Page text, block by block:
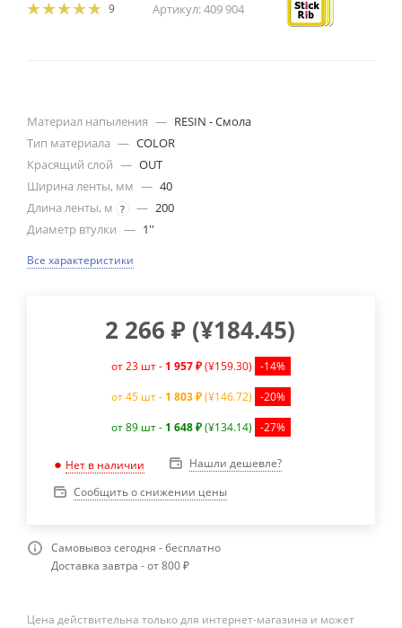
9 Артикул:409 904
Материал напыления — RESIN - Смола
Тип материала — COLOR
Красящий слой — OUT
Ширина ленты, мм — 40
Длина ленты, м ? — 200
Диаметр втулки — 1''
Все характеристики
2 266 ₽ (¥184.45)
от 23 шт - 1 957 ₽(¥159.30) -14%
от 45 шт - 1 803 ₽(¥146.72) -20%
от 89 шт - 1 648 ₽(¥134.14) -27%
Нет в наличии
Нашли дешевле?
Сообщить о снижении цены
Самовывоз сегодня - бесплатно
Доставка завтра - от 800 ₽
Цена действительна только для интернет-магазина и может